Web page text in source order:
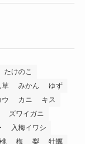
たけのこ
草 みかん
ゆず
ウ カニ
キス
ズワイガニ
入梅イワシ
桃 梅 梨 牡蠣